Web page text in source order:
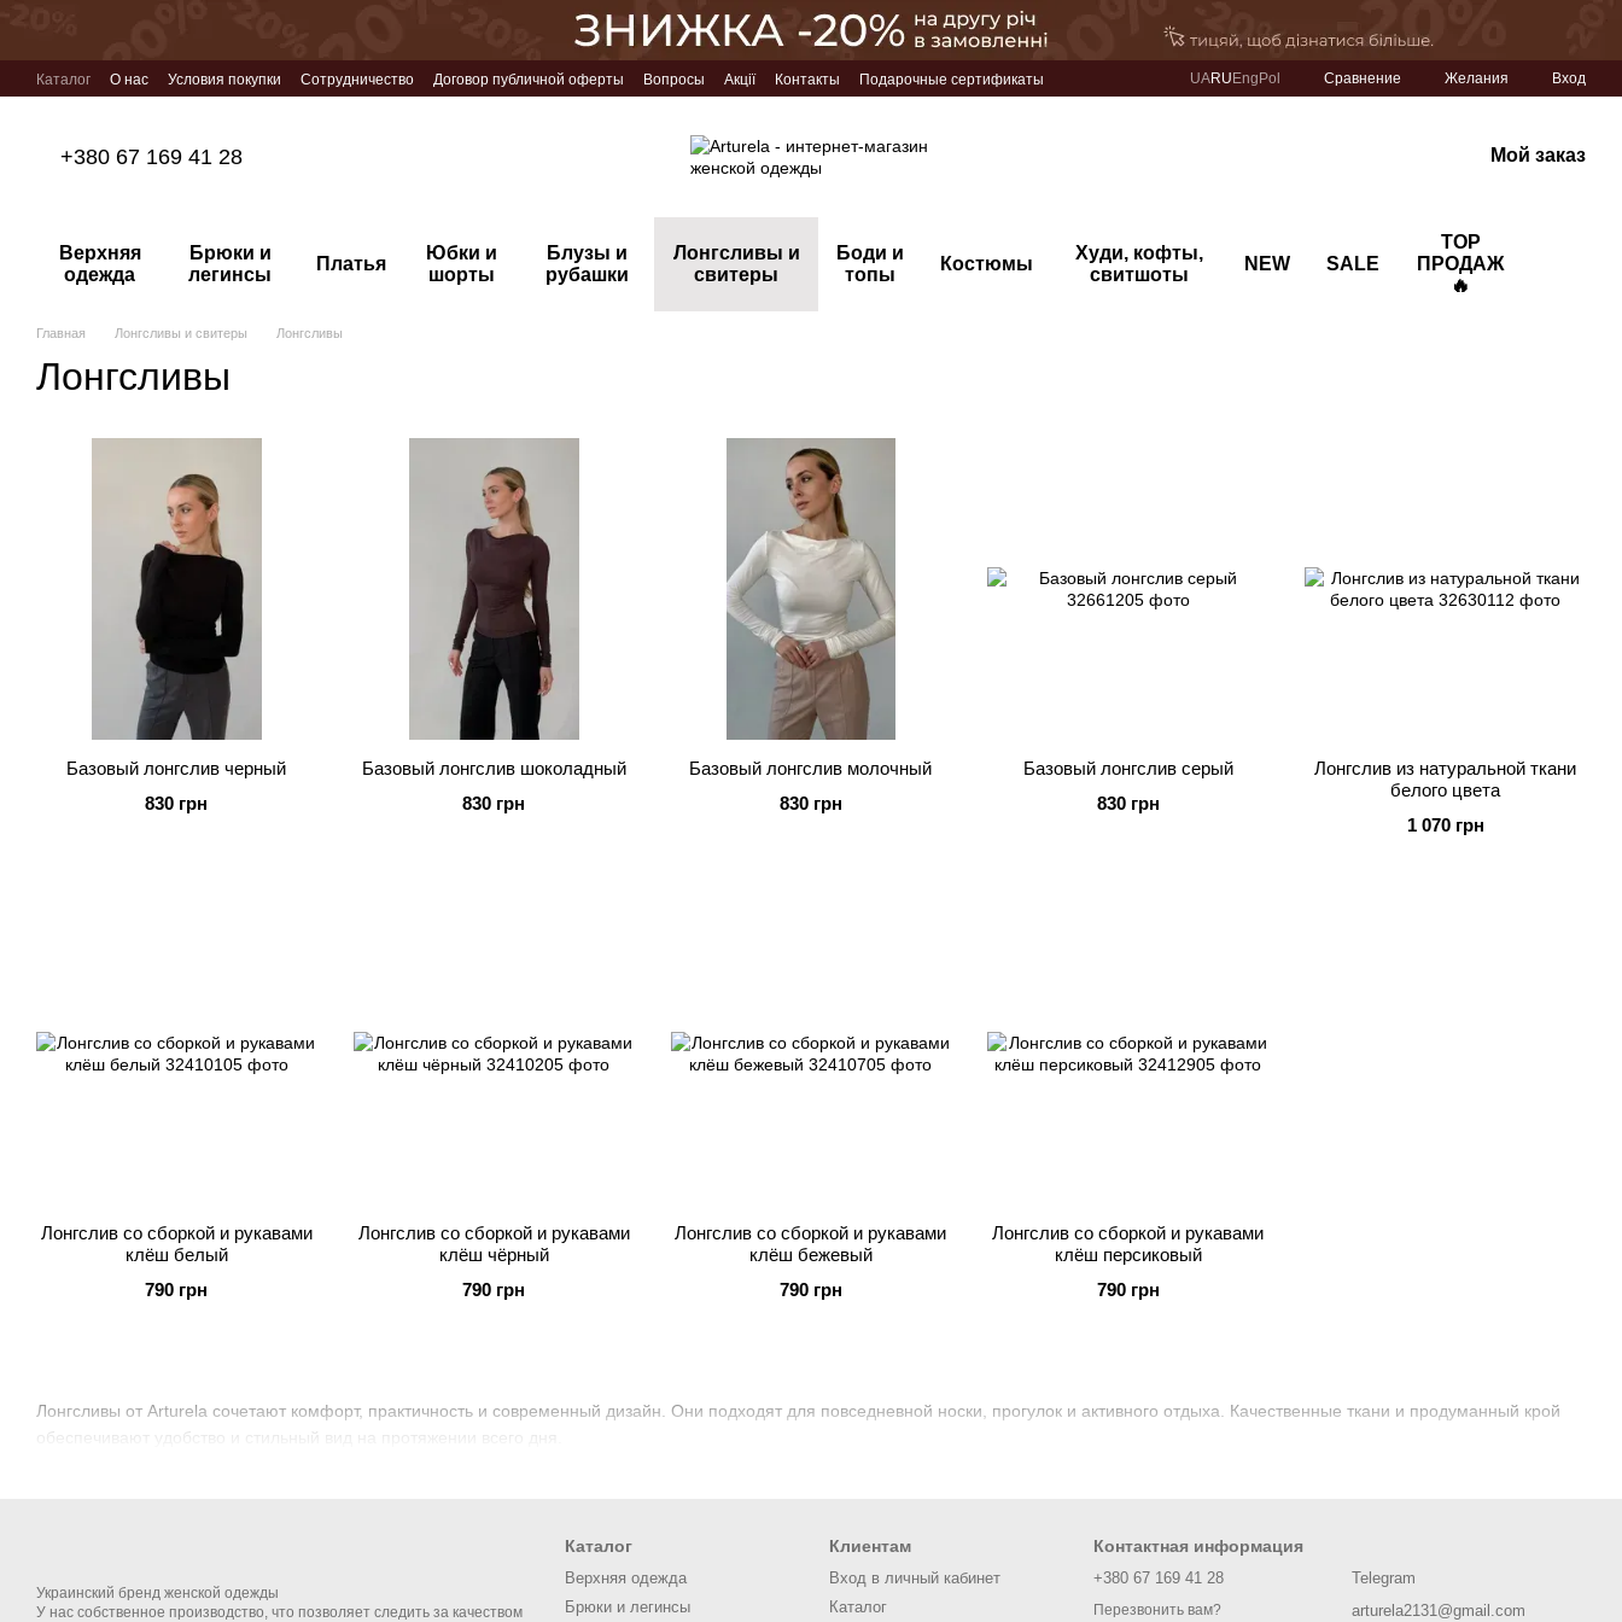
Каталог О нас Условия покупки Сотрудничество Договор публичной оферты Вопросы Акції Контакты Подарочные сертификаты UARU Eng Pol Сравнение Желания Вход
+380 67 169 41 28 Мой заказ
Верхняя
одежда
Брюки и
легинсы
Платья
Юбки и
шорты
Блузы и
рубашки
Лонгсливы и
свитеры
Боди и
топы
Костюмы
Худи, кофты,
свитшоты
NEW SALE
TOP
ПРОДАЖ
🔥
Главная Лонгсливы и свитеры Лонгсливы
Лонгсливы
Лонгсливы от Arturela сочетают комфорт, практичность и современный дизайн. Они подходят для повседневной носки, прогулок и активного отдыха. Качественные ткани и продуманный крой
обеспечивают удобство и стильный вид на протяжении всего дня.
Базовый лонгслив черный
830 грн
Базовый лонгслив шоколадный
830 грн
Базовый лонгслив молочный
830 грн
Базовый лонгслив серый
830 грн
Лонгслив из натуральной ткани
белого цвета
1 070 грн
Лонгслив со сборкой и рукавами
клёш белый
790 грн
Лонгслив со сборкой и рукавами
клёш чёрный
790 грн
Лонгслив со сборкой и рукавами
клёш бежевый
790 грн
Лонгслив со сборкой и рукавами
клёш персиковый
790 грн
Украинский бренд женской одежды
У нас собственное производство, что позволяет следить за качеством
Каталог
Верхняя одежда
Брюки и легинсы
Клиентам
Вход в личный кабинет
Каталог
Контактная информация
+380 67 169 41 28
Перезвонить вам?
Telegram
arturela2131@gmail.com